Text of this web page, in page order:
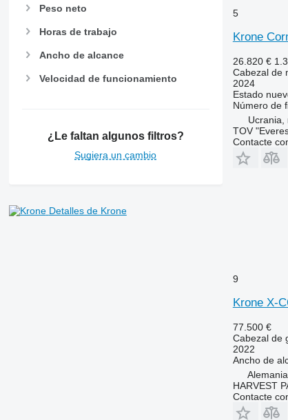
Peso neto
Horas de trabajo
Ancho de alcance
Velocidad de funcionamiento
¿Le faltan algunos filtros?
Sugiera un cambio
Detalles de Krone
5
Krone
26.820 €
Cabezal de
2024
Estado
Número de
Ucrania,
TOV
Contacte
9
Krone X-
77.500 €
Cabezal de
2022
Ancho de
HARVEST
Contacte